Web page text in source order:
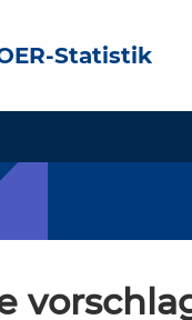
Statistik